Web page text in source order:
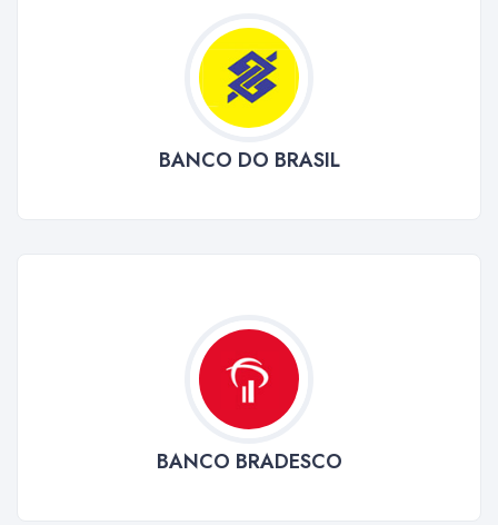
BANCO DO BRASIL
BANCO BRADESCO